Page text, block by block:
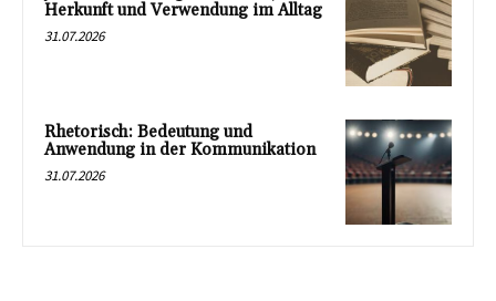
Herkunft und Verwendung im Alltag
31.07.2026
Rhetorisch: Bedeutung und
Anwendung in der Kommunikation
31.07.2026